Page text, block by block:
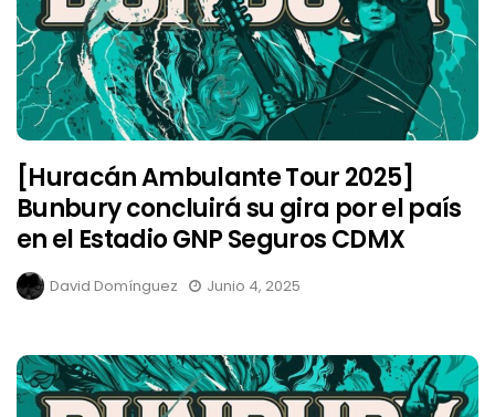
[Huracán Ambulante Tour 2025]
Bunbury concluirá su gira por el país
en el Estadio GNP Seguros CDMX
David Domínguez Junio 4, 2025